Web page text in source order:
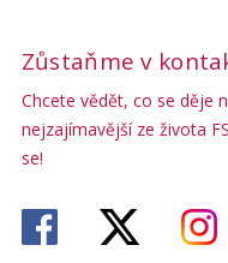
Zůstaňme v
Chcete vědět, co se děje
nejzajímavější ze života
se!